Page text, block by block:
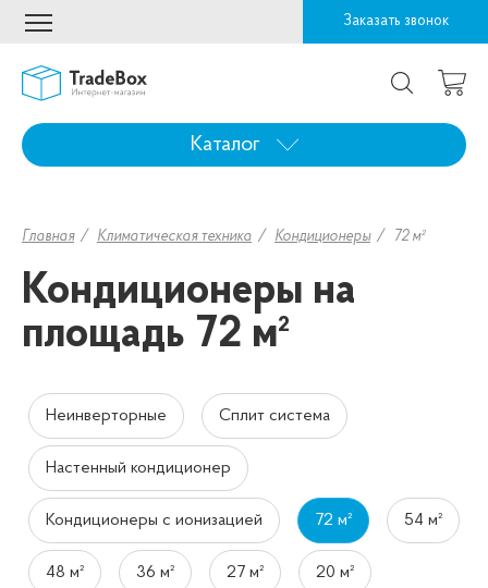
Заказать звонок
Каталог
Главная Климатическая техника Кондиционеры 72 м²
Кондиционеры на
площадь 72 м²
Неинверторные Сплит система
Настенный кондиционер
Кондиционеры с ионизацией 72 м² 54 м²
48 м² 36 м² 27 м² 20 м²